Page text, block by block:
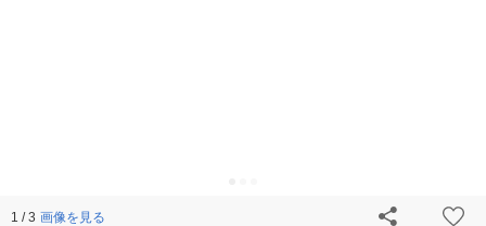
1 / 3 画像を見る